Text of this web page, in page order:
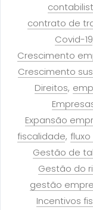
contrato de
Covid-19
Crescimento
Crescimento
Direitos
Expansão
fiscalidade
Gestão de
Gestão do
gestão
Incentivos